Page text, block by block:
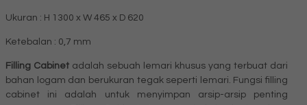
Ukuran : H 1300 x W 465 x D 620
Ketebalan : 0,7 mm
Filling Cabinet adalah sebuah lemari khusus yang terbuat dari
bahan logam dan berukuran tegak seperti lemari. Fungsi filling
cabinet ini adalah untuk menyimpan arsip-arsip penting